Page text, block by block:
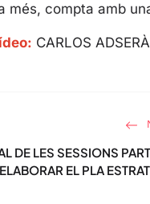
més, compta amb
CARLOS
DE LES SESSIONS
ELABORAR EL PLA